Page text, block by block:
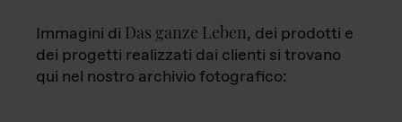
Immagini di Das ganze Leben, dei prodotti e
dei progetti realizzati dai clienti si trovano
qui nel nostro archivio fotografico: